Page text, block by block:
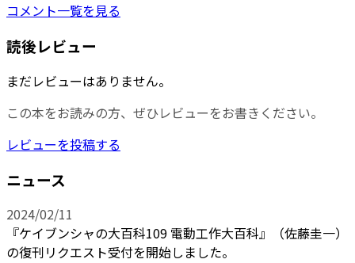
コメント一覧を見る
読後レビュー
まだレビューはありません。
この本をお読みの方、ぜひレビューをお書きください。
レビューを投稿する
ニュース
2024/02/11
『ケイブンシャの大百科109 電動工作大百科』（佐藤圭一）
の復刊リクエスト受付を開始しました。